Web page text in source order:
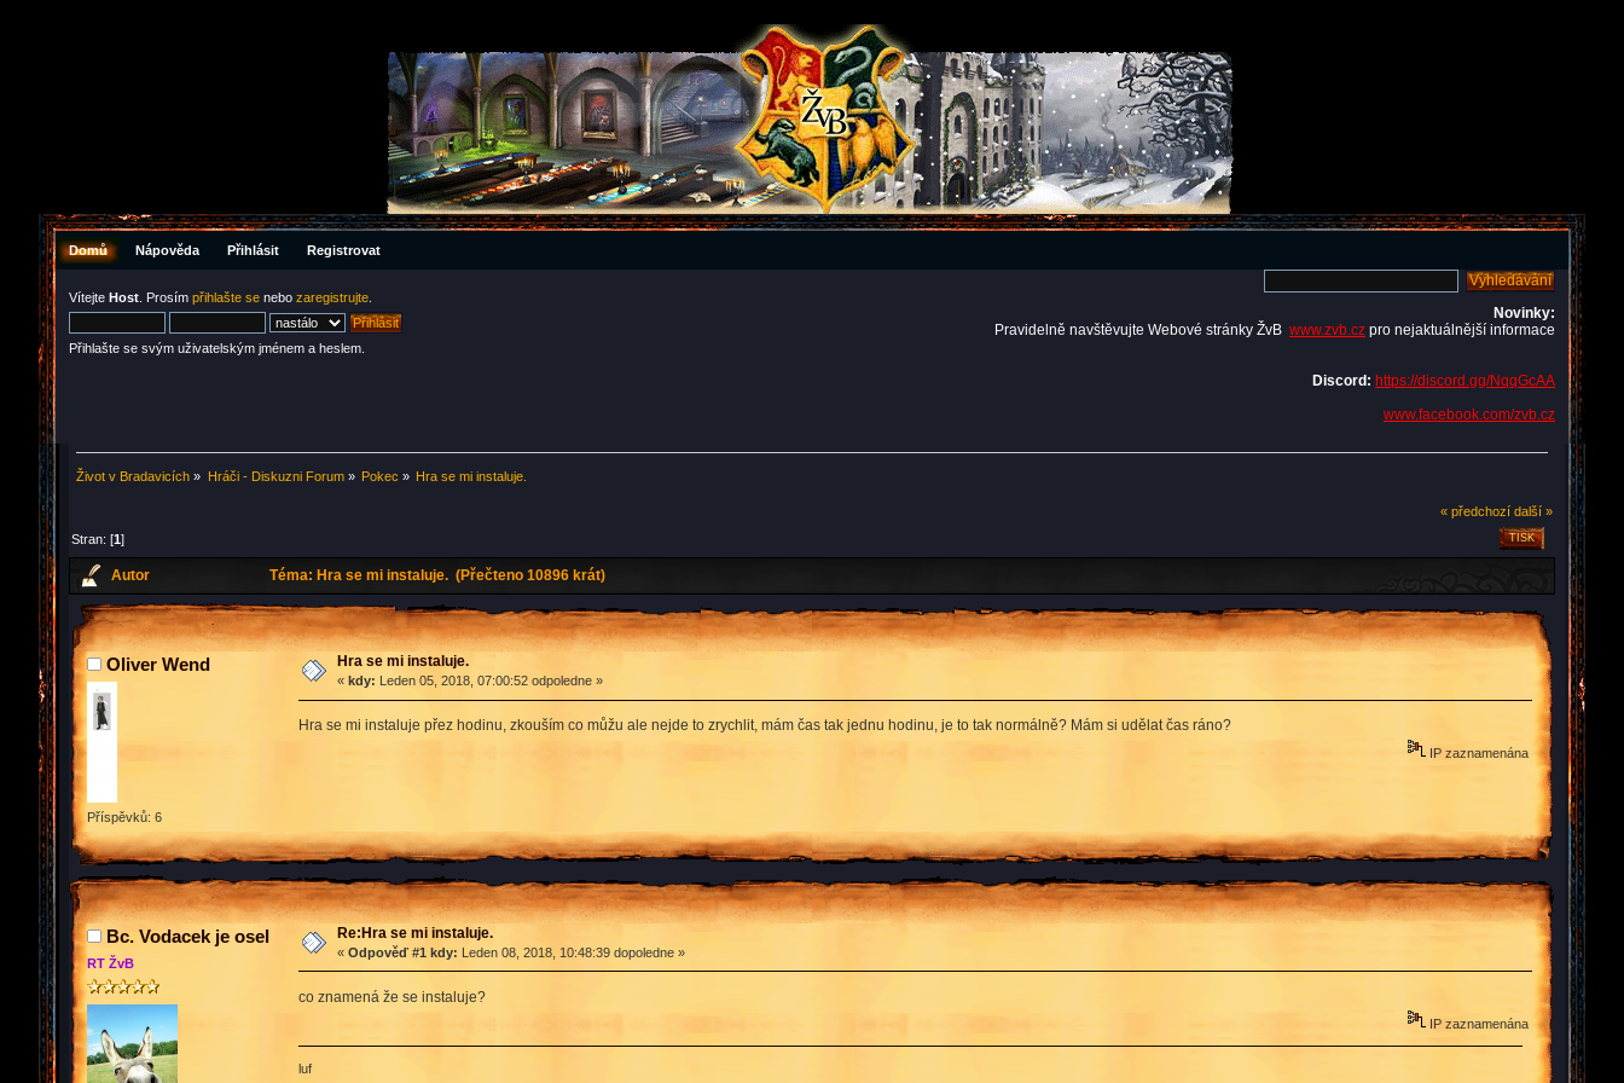
Domů Nápověda Přihlásit Registrovat
Vítejte Host . Prosím přihlašte se nebo zaregistrujte
Přihlašte se svým uživatelským jménem a heslem.
Novinky:
Pravidelně navštěvujte Webové stránky ŽvB www.zvb.cz pro nejaktuálnější informace
Discord: https://discord.gg/NqqGcAA
www.facebook.com/zvb.cz
Život v Bradavicích » Hráči - Diskuzni Forum» Pokec » Hra se mi instaluje.
« předchozí další »
TISK
Stran: [1]
Autor Téma: Hra se mi instaluje. (Přečteno 10896 krát)
Oliver Wend
Příspěvků: 6
Hra se mi instaluje.
« kdy: Leden 05, 2018, 07:00:52 odpoledne »
Hra se mi instaluje přez hodinu, zkouším co můžu ale nejde to zrychlit, mám čas tak jednu hodinu, je to tak normálně? Mám si udělat čas ráno?
IP zaznamenána
Bc. Vodacek je osel
RT ŽvB
Re:Hra se mi instaluje.
« Odpověď #1 kdy: Leden 08, 2018, 10:48:39 dopoledne »
co znamená že se instaluje?
IP zaznamenána
luf